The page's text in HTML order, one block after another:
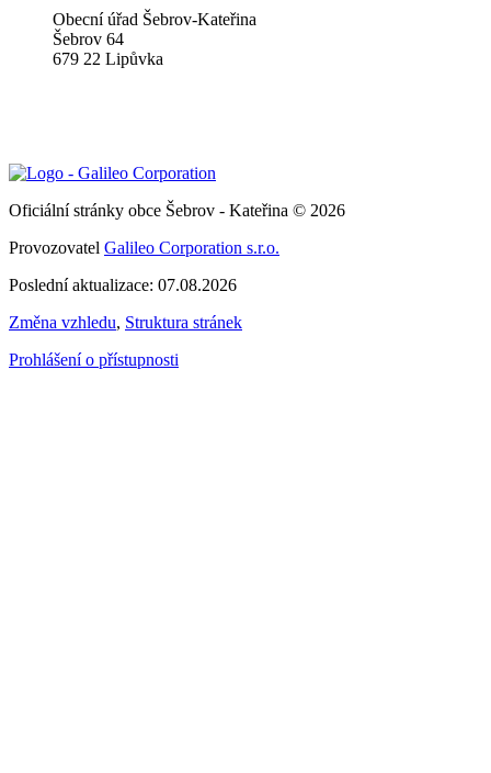
Obecní úřad Šebrov-Kateřina
Šebrov 64
679 22 Lipůvka
Oficiální stránky obce Šebrov - Kateřina © 2026
Provozovatel Galileo Corporation s.r.o.
Poslední aktualizace: 07.08.2026
Změna vzhledu, Struktura stránek
Prohlášení o přístupnosti